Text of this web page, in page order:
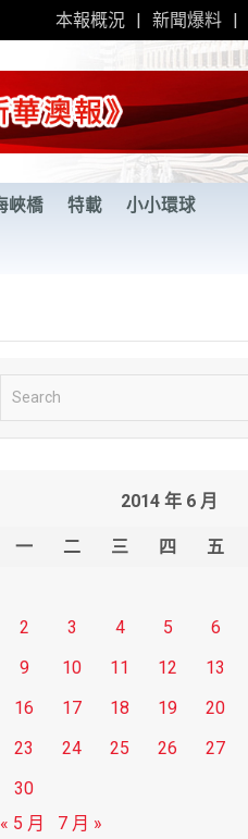
本報概況 新聞爆料
峽橋 特載 小小環球
e
2014 年 6 月
一 二 三 四 五
2
3 4 5 6
9
10 11 12 13
16
17 18 19 20
23
24 25 26 27
30
« 5 月
7 月 »